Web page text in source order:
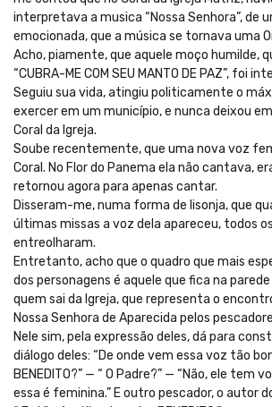
interpretava a musica “Nossa Senhora”, de
emocionada, que a música se tornava uma
Acho, piamente, que aquele moço humilde,
“CUBRA-ME COM SEU MANTO DE PAZ”, foi
Seguiu sua vida, atingiu politicamente o
exercer em um município, e nunca deixou
Coral da Igreja.
Soube recentemente, que uma nova voz
Coral. No Flor do Panema ela não cantava,
retornou agora para apenas cantar.
Disseram-me, numa forma de lisonja, que
últimas missas a voz dela apareceu, todos
entreolharam.
Entretanto, acho que o quadro que mais
dos personagens é aquele que fica na
quem sai da Igreja, que representa o
Nossa Senhora de Aparecida pelos
Nele sim, pela expressão deles, dá para
diálogo deles: “De onde vem essa voz tão
BENEDITO?” — “ O Padre?” — “Não, ele tem
essa é feminina.” E outro pescador, o autor